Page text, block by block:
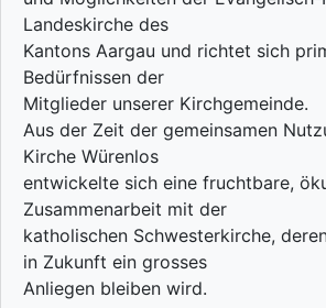
Landeskirche des
Kantons Aargau und richtet sich
Bedürfnissen der
Mitglieder unserer Kirchgemeinde.
Aus der Zeit der gemeinsamen
Kirche Würenlos
entwickelte sich eine fruchtbare,
Zusammenarbeit mit der
katholischen Schwesterkirche,
in Zukunft ein grosses
Anliegen bleiben wird.